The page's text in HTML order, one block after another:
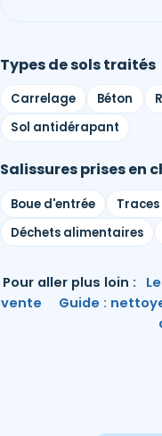
Types de sols traités
Carrelage Béton
Sol antidérapant
Salissures prises en
Boue d'entrée
Déchets alimentaires
Pour aller plus loin :
vente
Guide :